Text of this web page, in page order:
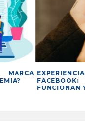
INSTANTÁNEAS EN
SON, CÓMO
QUÉ USARLAS